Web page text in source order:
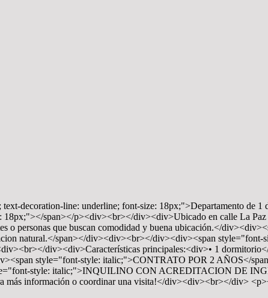
decoration-line: underline; font-size: 18px;">Departamento
span></p><div><br></div><div>Ubicado en calle La Paz
o personas que buscan comodidad y buena ubicación.</
natural.</span></div><div><br></div><div><span style="font-
div><div>Características principales:<div>• 1
style="font-style: italic;">CONTRATO POR 2 AÑOS</
style: italic;">INQUILINO CON ACREDITACION DE
más información o coordinar una visita!</div><div><br></div>